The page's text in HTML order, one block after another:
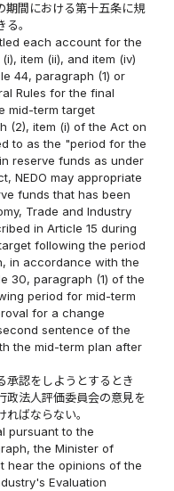
期間における第十五条に規
。
each account for the
item (ii), and item (iv)
44, paragraph (1) or
Rules for the final
mid-term target
(2), item (i) of the Act on
to as the "period for the
reserve funds as under
NEDO may appropriate
funds that has been
Trade and Industry
in Article 15 during
following the period
in accordance with the
30, paragraph (1) of the
period for mid-term
for a change
sentence of the
the mid-term plan after
承認をしようとするとき
政法人評価委員会の意見を
ばならない。
pursuant to the
the Minister of
hear the opinions of the
Evaluation